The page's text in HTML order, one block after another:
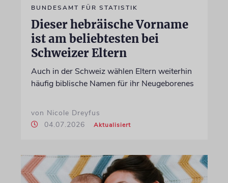
BUNDESAMT FÜR STATISTIK
Dieser hebräische Vorname
ist am beliebtesten bei
Schweizer Eltern
Auch in der Schweiz wählen Eltern weiterhin
häufig biblische Namen für ihr Neugeborenes
von Nicole Dreyfus
04.07.2026
Aktualisiert